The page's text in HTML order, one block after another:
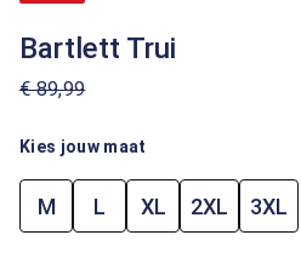
Bartlett Trui
€ 89,99
Kies jouw maat
M L XL 2XL 3XL